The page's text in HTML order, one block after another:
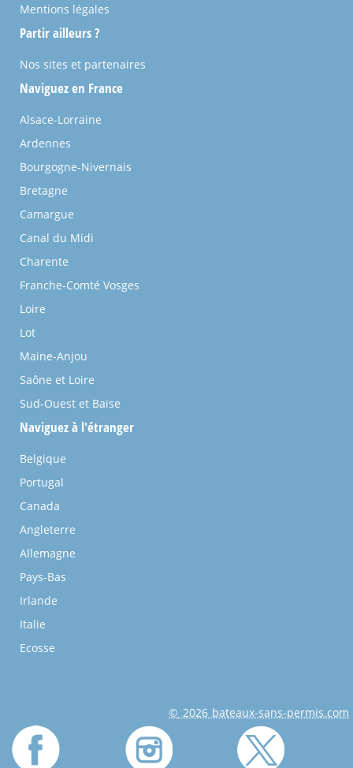
Mentions légales
Partir ailleurs ?
Nos sites et partenaires
Naviguez en France
Alsace-Lorraine
Ardennes
Bourgogne-Nivernais
Bretagne
Camargue
Canal du Midi
Charente
Franche-Comté Vosges
Loire
Lot
Maine-Anjou
Saône et Loire
Sud-Ouest et Baïse
Naviguez à l'étranger
Belgique
Portugal
Canada
Angleterre
Allemagne
Pays-Bas
Irlande
Italie
Ecosse
© 2026 bateaux-sans-permis.com